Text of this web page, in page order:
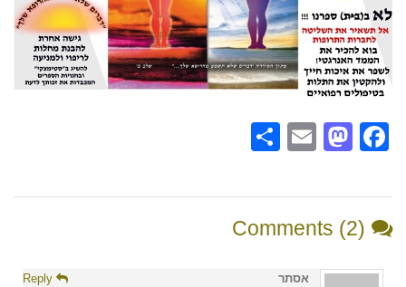
Facebook
Mastodon
Email
Comments (2)
אסתר